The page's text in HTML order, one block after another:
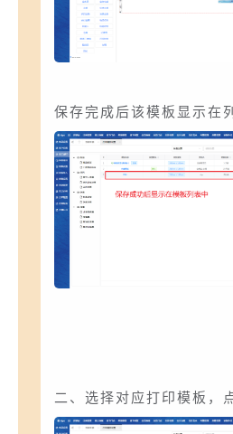
保存完成后该模板显示在
二、选择对应打印模板，